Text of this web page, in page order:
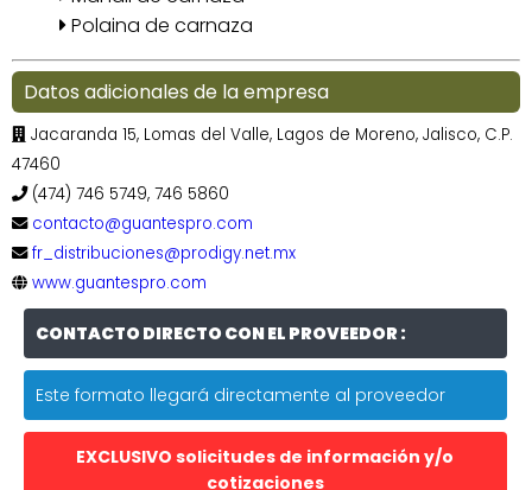
Polaina de carnaza
Datos adicionales de la empresa
Jacaranda 15, Lomas del Valle, Lagos de Moreno, Jalisco, C.P.
47460
(474) 746 5749, 746 5860
contacto@guantespro.com
fr_distribuciones@prodigy.net.mx
www.guantespro.com
CONTACTO DIRECTO CON EL PROVEEDOR :
Este formato llegará directamente al proveedor
EXCLUSIVO solicitudes de información y/o
cotizaciones